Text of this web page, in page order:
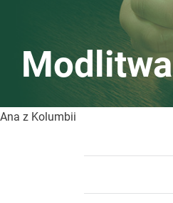
Modlitwa
Ana z Kolumbii